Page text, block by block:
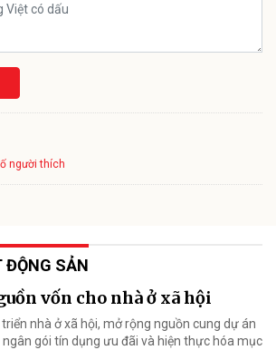
người thích
ĐỘNG SẢN
vốn cho nhà ở xã hội
nhà ở xã hội, mở rộng nguồn cung dự án
gói tín dụng ưu đãi và hiện thực hóa mục